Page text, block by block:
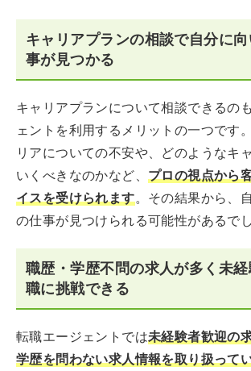
キャリアプランの相談で自分に
事が見つかる
キャリアプランについて相談できるの
ェントを利用するメリットの一つです
リアについての不安や、どのようなキ
いくべきなのかなど、 プロの視点から
イスを受けられます。その結果から、
の仕事が見つけられる可能性があるでし
職歴・学歴不問の求人が多く未
職に挑戦できる
転職エージェントでは未経験者歓迎の
学歴を問わない求人情報を取り扱って